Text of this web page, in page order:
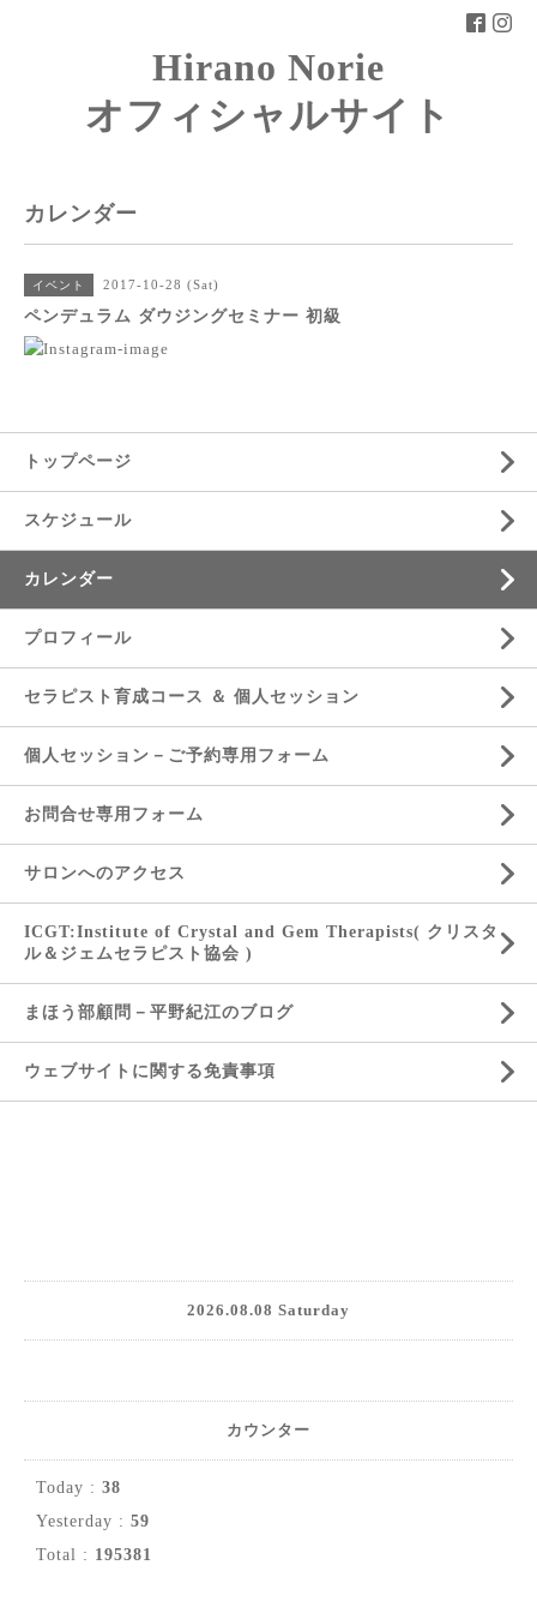
Hirano Norie
オフィシャルサイト
カレンダー
イベント 2017-10-28 (Sat)
ペンデュラム ダウジングセミナー 初級
トップページ
スケジュール
カレンダー
プロフィール
セラピスト育成コース ＆ 個人セッション
個人セッション－ご予約専用フォーム
お問合せ専用フォーム
サロンへのアクセス
ICGT:Institute of Crystal and Gem Therapists( クリスタ
ル＆ジェムセラピスト協会 )
まほう部顧問－平野紀江のブログ
ウェブサイトに関する免責事項
2026.08.08 Saturday
カウンター
Today : 38
Yesterday : 59
Total : 195381